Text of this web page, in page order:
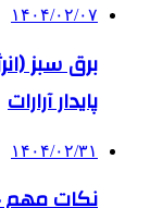
۱۴۰۴/۰۲/۰۷
برق سبز
پایدار آرارات
۱۴۰۴/۰۲/۳۱
نکات مهم